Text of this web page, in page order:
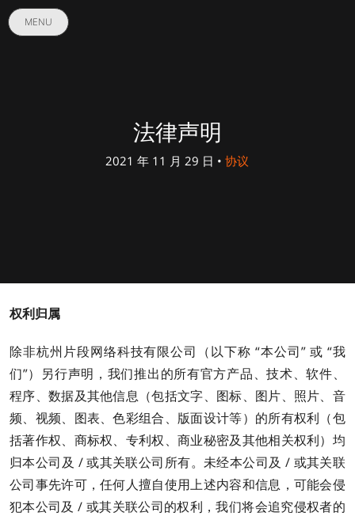
MENU
法律声明
2021 年 11 月 29 日 • 协议
权利归属
除非杭州片段网络科技有限公司（以下称 “本公司” 或 “我
们”）另行声明，我们推出的所有官方产品、技术、软件、
程序、数据及其他信息（包括文字、图标、图片、照片、音
频、视频、图表、色彩组合、版面设计等）的所有权利（包
括著作权、商标权、专利权、商业秘密及其他相关权利）均
归本公司及 / 或其关联公司所有。未经本公司及 / 或其关联
公司事先许可，任何人擅自使用上述内容和信息，可能会侵
犯本公司及 / 或其关联公司的权利，我们将会追究侵权者的